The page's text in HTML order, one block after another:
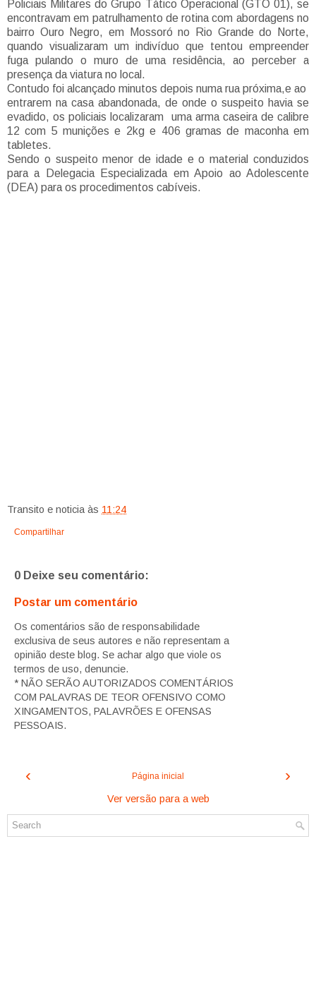
Policiais Militares do Grupo Tático Operacional (GTO 01), se
encontravam em patrulhamento de rotina com abordagens no
bairro Ouro Negro, em Mossoró no Rio Grande do Norte,
quando visualizaram um indivíduo que tentou empreender
fuga pulando o muro de uma residência, ao perceber a
presença da viatura no local.
Contudo foi alcançado minutos depois numa rua próxima,e ao
entrarem na casa abandonada, de onde o suspeito havia se
evadido, os policiais localizaram uma arma caseira de calibre
12 com 5 munições e 2kg e 406 gramas de maconha em
tabletes.
Sendo o suspeito menor de idade e o material conduzidos
para a Delegacia Especializada em Apoio ao Adolescente
(DEA) para os procedimentos cabíveis.
Transito e noticia às 11:24
Compartilhar
0 Deixe seu comentário:
Postar um comentário
Os comentários são de responsabilidade
exclusiva de seus autores e não representam a
opinião deste blog. Se achar algo que viole os
termos de uso, denuncie.
* NÃO SERÃO AUTORIZADOS COMENTÁRIOS
COM PALAVRAS DE TEOR OFENSIVO COMO
XINGAMENTOS, PALAVRÕES E OFENSAS
PESSOAIS.
‹ ›
Página inicial
Ver versão para a web